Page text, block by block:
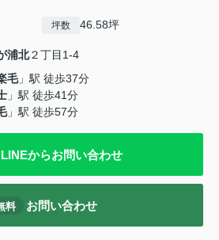
坪数 46.58坪
浦北２丁目1-4
毛」駅 徒歩37分
」駅 徒歩41分
」駅 徒歩57分
LINEからお問い合わせ
料 お問い合わせ